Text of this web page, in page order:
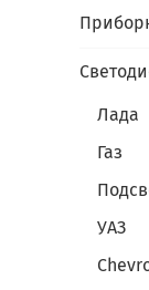
Лада
Газ
УАЗ